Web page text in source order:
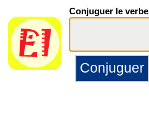
Conjuguer le verbe